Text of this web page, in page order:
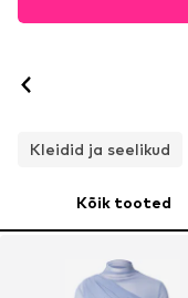
Kleidid ja seelikud
Kõik tooted